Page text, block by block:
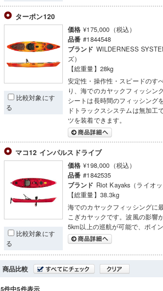
ターポン120
比較対象にす
る
価格 ¥175,000（税込）
品番 #1844548
ブランド WILDERNESS
ズ）
【総重量】28kg
安定性・操作性・スピードのす
り、海でのカヤックフィッシン
シートは長時間のフィッシング
ドトラックスシステムは無加工
ツを装着できます。
マコ12 インパルスドライブ
比較対象にす
る
価格 ¥198,000（税込）
品番 #1842535
ブランド Riot Kayaks（ライオ
【総重量】38.3kg
海でのカヤックフィッシングに
こぎカヤックです。波風の影響
5km以上の巡航が可能で、ポイ
商品比較
5件中5件表示